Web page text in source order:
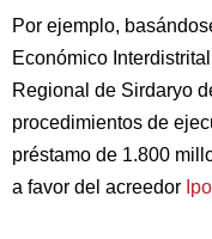
Por ejemplo,
Económico
Regional de Sirdaryo
procedimientos de
préstamo de 1.800
a favor del acreedor